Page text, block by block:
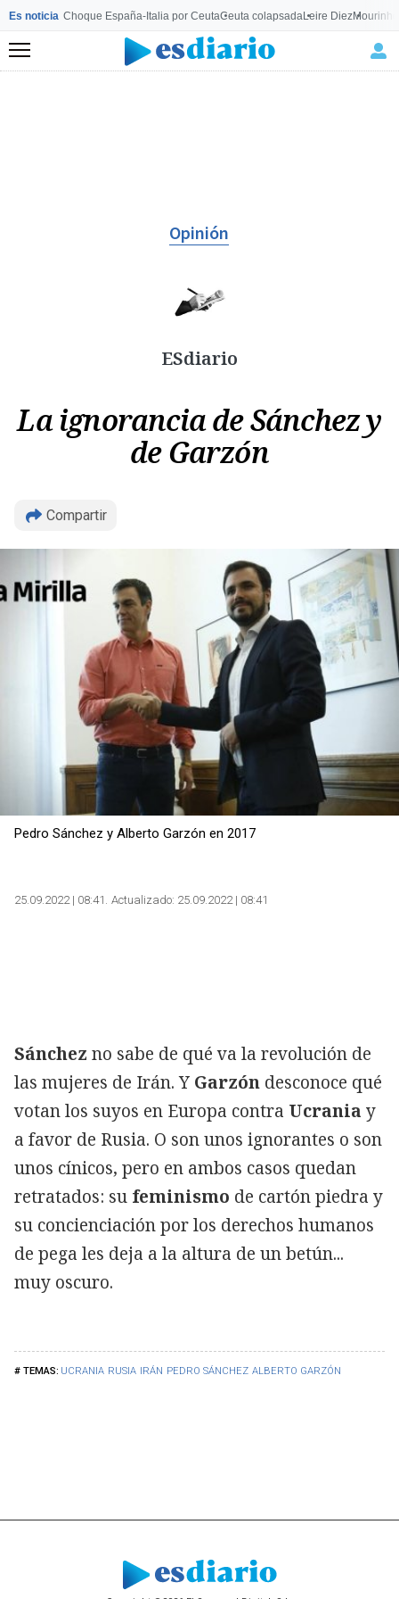
Es noticia Choque España-Italia por CeutaCeuta colapsadaLeire Diez
Menú
Opinión
ESdiario
La ignorancia de Sánchez y
de Garzón
Compartir
Copiar
Pedro Sánchez y Alberto Garzón en 2017
25.09.2022 | 08:41 Actualizado: 25.09.2022 | 08:41
UCRANIA RUSIA IRÁN PEDRO SÁNCHEZ ALBERTO GARZÓN
Sánchez no sabe de qué va la revolución de
las mujeres de Irán. Y Garzón desconoce qué
votan los suyos en Europa contra Ucrania y
a favor de Rusia. O son unos ignorantes o son
unos cínicos, pero en ambos casos quedan
retratados: su feminismo de cartón piedra y
su concienciación por los derechos humanos
de pega les deja a la altura de un betún...
muy oscuro.